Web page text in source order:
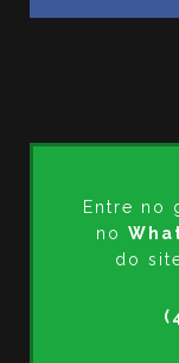
Entre no
no
do